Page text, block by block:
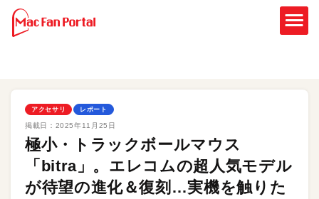
アクセサリ レポート
掲載日： 2025年11月25日
極小・トラックボールマウス
「bitra」。エレコムの超人気モデル
が待望の進化＆復刻…実機を触りた